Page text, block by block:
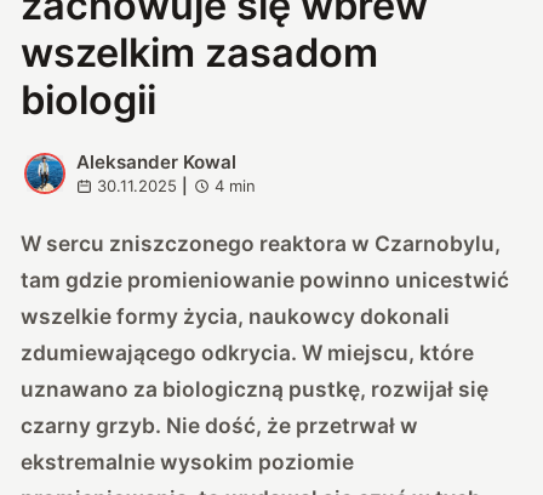
wszelkim zasadom
biologii
A
Aleksander Kowal
30.11.2025 4 min
W sercu zniszczonego reaktora w Czarnobylu,
tam gdzie promieniowanie powinno unicestwić
wszelkie formy życia, naukowcy dokonali
zdumiewającego odkrycia. W miejscu, które
uznawano za biologiczną pustkę, rozwijał się
czarny grzyb. Nie dość, że przetrwał w
ekstremalnie wysokim poziomie